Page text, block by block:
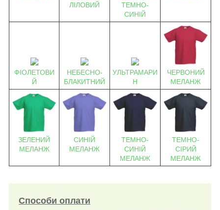
ЛІЛОВИЙ
ТЕМНО-
СИНІЙ
ФІОЛЕТОВИ
Й
НЕБЕСНО-
БЛАКИТНИЙ
УЛЬТРАМАРИ
Н
ЧЕРВОНИЙ
МЕЛАНЖ
ЗЕЛЕНИЙ
МЕЛАНЖ
СИНІЙ
МЕЛАНЖ
ТЕМНО-
СИНІЙ
МЕЛАНЖ
ТЕМНО-
СІРИЙ
МЕЛАНЖ
Способи оплати